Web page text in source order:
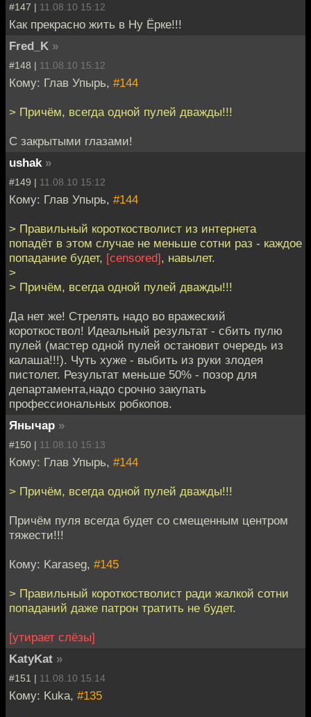
#147 | 11.08.10 15:12
Как прекрасно жить в Ну Ёрке!!!
Fred_K »
#148 | 11.08.10 15:12
Кому: Глав Упырь, #144
> Причём, всегда одной пулей дважды!!!
С закрытыми глазами!
ushak »
#149 | 11.08.10 15:12
Кому: Глав Упырь, #144
> Правильный короткостволист из интернета
попадёт в этом случае не меньше сотни раз - каждое
попадание будет, [censored], навылет.
>
> Причём, всегда одной пулей дважды!!!
Да нет же! Стрелять надо во вражеский
короткоствол! Идеальный результат - сбить пулю
пулей (мастер одной пулей остановит очередь из
калаша!!!). Чуть хуже - выбить из руки злодея
пистолет. Результат меньше 50% - позор для
департамента,надо срочно закупать
профессиональных робкопов.
Янычар »
#150 | 11.08.10 15:13
Кому: Глав Упырь, #144
> Причём, всегда одной пулей дважды!!!
Причём пуля всегда будет со смещенным центром
тяжести!!!
Кому: Karaseg, #145
> Правильный короткостволист ради жалкой сотни
попаданий даже патрон тратить не будет.
[утирает слёзы]
KatyKat »
#151 | 11.08.10 15:14
Кому: Kuka, #135